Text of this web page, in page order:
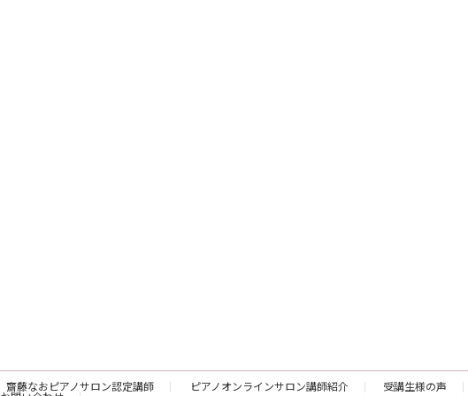
齋藤なおピアノサロン認定講師 ピアノオンラインサロン講師紹介 受講生様の声